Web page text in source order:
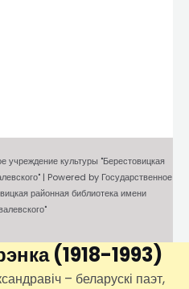
культуры "Берестовицкая
| Powered by Государственное
районная библиотека имени
(1918-1993)
– беларускі паэт,